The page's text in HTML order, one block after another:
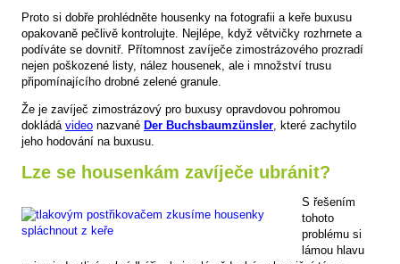
Proto si dobře prohlédněte housenky na fotografii a keře buxusu
opakovaně pečlivě kontrolujte. Nejlépe, když větvičky rozhrnete a
podíváte se dovnitř. Přítomnost zavíječe zimostrázového prozradí
nejen poškozené listy, nález housenek, ale i množství trusu
připomínajícího drobné zelené granule.
Že je zavíječ zimostrázový pro buxusy opravdovou pohromou
dokládá video nazvané Der Buchsbaumzünsler , které zachytilo
jeho hodování na buxusu.
Lze se housenkám zavíječe ubránit?
S řešením
tohoto
problému si
lámou hlavu